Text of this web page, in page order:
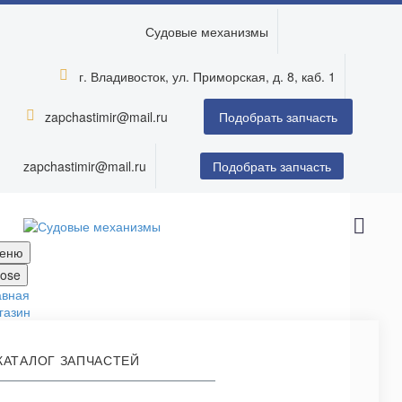
Судовые механизмы

 г. Владивосток, ул. Приморская, д. 8, каб. 1

 zapchastimir@mail.ru Подобрать запчасть
zapchastimir@mail.ru Подобрать запчасть
ЗАПЧАСТЕЙ